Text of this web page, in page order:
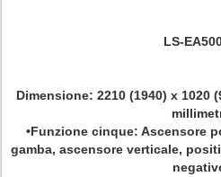
LS-
Dimensione: 2210 (1940) x 1020
•Funzione cinque: Ascensore
gamba, ascensore verticale,